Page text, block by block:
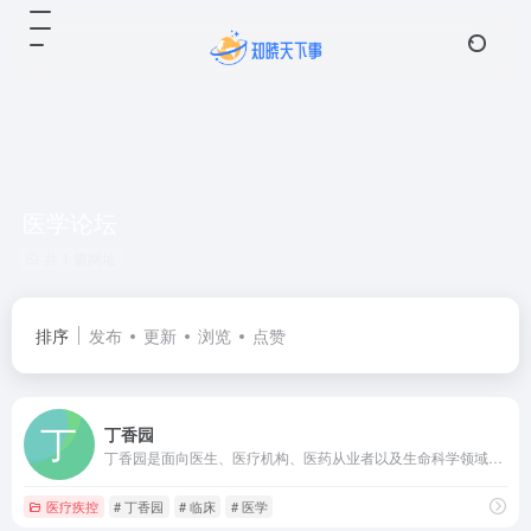
排序 发布 更新 浏览 点赞
丁香园
医疗疾控 # 丁香园 # 临床 # 医学